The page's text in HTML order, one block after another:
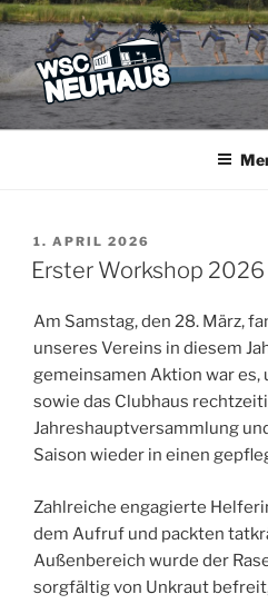
Zum
Inhalt
springen
WSC NEUHAUS
Der Verein mit dem Haus am See
VERÖFFENTLICHT
AM
1. APRIL 2026
Erster Workshop 2026
Am Samstag, den 28. März,
unseres Vereins in diesem
gemeinsamen Aktion war
sowie das Clubhaus
Jahreshauptversammlung
Saison wieder in einen
Zahlreiche engagierte
dem Aufruf und packten
Außenbereich wurde der
sorgfältig von Unkraut